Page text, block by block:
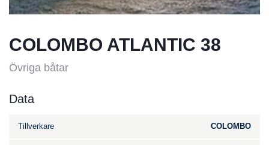
COLOMBO ATLANTIC 38
Övriga båtar
Data
Tillverkare COLOMBO